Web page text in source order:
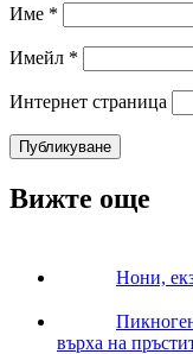
Име *
Имейл *
Интернет страница
Вижте още
Нони,
върха на